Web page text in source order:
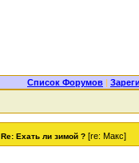
Список Форумов |
Re: Ехать ли зимой ? [re: Макс]